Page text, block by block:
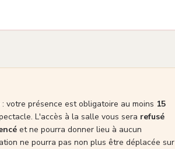
votre présence est obligatoire au moins 15
L'accès à la salle vous sera refusé
et ne pourra donner lieu à aucun
ne pourra pas non plus être déplacée sur